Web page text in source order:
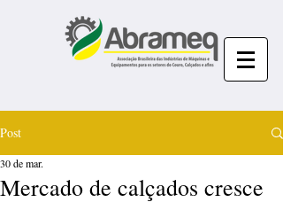
Post
Mercado de calçados cresce
30 de mar.